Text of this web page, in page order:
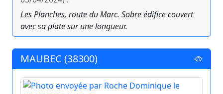
Les Planches, route du Marc. Sobre édifice couvert
avec sa plate sur une longueur.
MAUBEC (38300)